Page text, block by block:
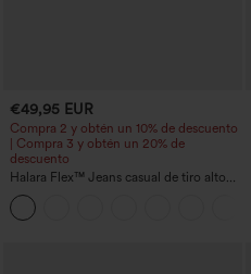
€49,95 EUR
Compra 2 y obtén un 10% de descuento
| Compra 3 y obtén un 20% de
descuento
Halara Flex™ Jeans casual de tiro alto
con control abdominal, pernera ancha y
bolsillos